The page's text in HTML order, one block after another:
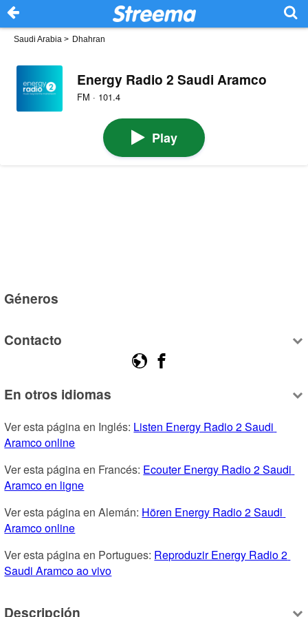
Saudi Arabia > Dhahran
Energy Radio 2 Saudi Aramco
FM · 101.4
Play
Géneros
Contacto
En otros idiomas
Ver esta página en Inglés: Listen Energy Radio 2 Saudi
Aramco online
Ver esta página en Francés: Ecouter Energy Radio 2 Saudi
Aramco en ligne
Ver esta página en Alemán: Hören Energy Radio 2 Saudi
Aramco online
Ver esta página en Portugues: Reproduzir Energy Radio 2
Saudi Aramco ao vivo
Descripción